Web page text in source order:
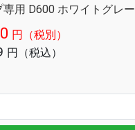
専用 D600 ホワイトグレー
円（税別）
円（税込）